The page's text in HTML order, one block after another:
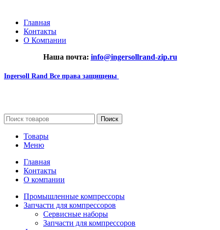
Главная
Контакты
О Компании
Наша почта: info@ingersollrand-zip.ru
Ingersoll Rand Все права защищены
Поиск
Товары
Меню
Главная
Контакты
О компании
Промышленные компрессоры
Запчасти для компрессоров
Сервисные наборы
Запчасти для компрессоров